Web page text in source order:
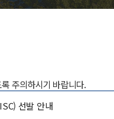
주의하시기 바랍니다.
선발 안내